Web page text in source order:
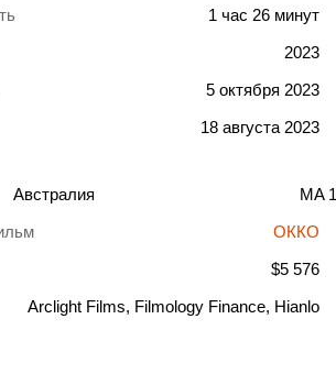
1 час 26 минут
2023
5 октября 2023
18 августа 2023
Австралия
MA
ОККО
$5 576
Arclight Films, Filmology Finance, Hianlo